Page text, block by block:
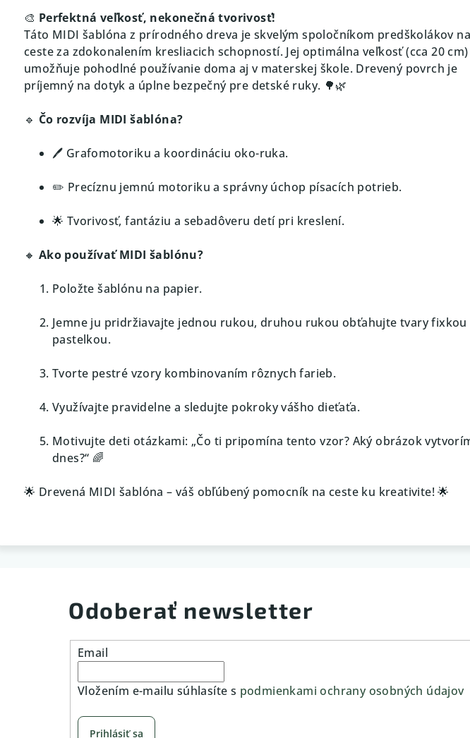
🎨 Perfektná veľkosť, nekonečná tvorivosť!
Táto MIDI šablóna z prírodného dreva je skvelým spoločníkom predškolákov
ceste za zdokonalením kresliacich schopností. Jej optimálna veľkosť (cca 20 cm)
umožňuje pohodlné používanie doma aj v materskej škole. Drevený povrch je
príjemný na dotyk a úplne bezpečný pre detské ruky. 🌳🌿
🔹 Čo rozvíja MIDI šablóna?
🖊️ Grafomotoriku a koordináciu oko-ruka.
✏️ Precíznu jemnú motoriku a správny úchop písacích potrieb.
🌟 Tvorivosť, fantáziu a sebadôveru detí pri kreslení.
🔸 Ako používať MIDI šablónu?
Položte šablónu na papier.
Jemne ju pridržiavajte jednou rukou, druhou rukou obťahujte tvary fixkou
pastelkou.
Tvorte pestré vzory kombinovaním rôznych farieb.
Využívajte pravidelne a sledujte pokroky vášho dieťaťa.
Motivujte deti otázkami: „Čo ti pripomína tento vzor? Aký obrázok
dnes?“ 🌈
🌟 Drevená MIDI šablóna – váš obľúbený pomocník na ceste ku kreativite! 🌟
Odoberať newsletter
Email
Vložením e-mailu súhlasíte s podmienkami ochrany osobných údajov
Prihlásiť sa